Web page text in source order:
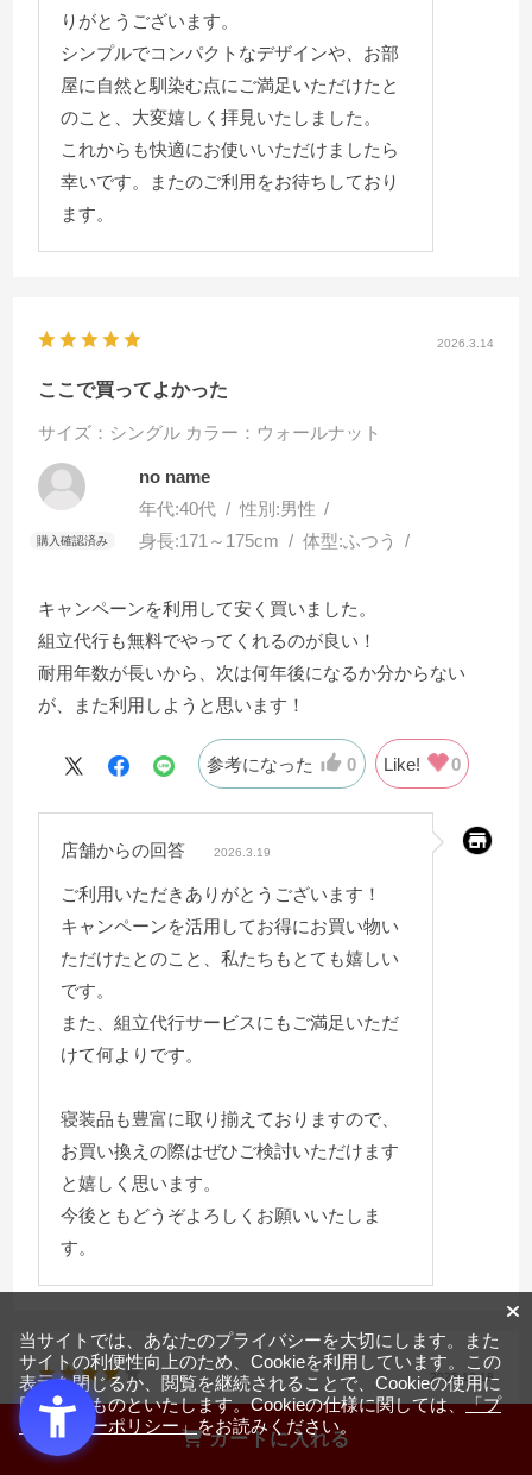
カートに入れる
りがとうございます。
シンプルでコンパクトなデザインや、お部
屋に自然と馴染む点にご満足いただけたと
のこと、大変嬉しく拝見いたしました。
これからも快適にお使いいただけましたら
幸いです。またのご利用をお待ちしており
ます。
2026.3.14
ここで買ってよかった
サイズ：シングル カラー：ウォールナット
no name
年代:40代 性別:男性
身長:171～175cm 体型:ふつう
キャンペーンを利用して安く買いました。
組立代行も無料でやってくれるのが良い！
耐用年数が長いから、次は何年後になるか分からない
が、また利用しようと思います！
参考になった 0 Like! 0
店舗からの回答 2026.3.19
ご利用いただきありがとうございます！
キャンペーンを活用してお得にお買い物い
ただけたとのこと、私たちもとても嬉しい
です。
また、組立代行サービスにもご満足いただ
けて何よりです。
寝装品も豊富に取り揃えておりますので、
お買い換えの際はぜひご検討いただけます
と嬉しく思います。
今後ともどうぞよろしくお願いいたしま
す。
2025.12.18
良い品でした
サイズ：ダブル
当サイトでは、あなたのプライバシーを大切にします。また
サイトの利便性向上のため、Cookieを利用しています。この
表示を閉じるか、閲覧を継続されることで、Cookieの使用に
同意するものといたします。Cookieの仕様に関しては、「プ
ライバシーポリシー」をお読みください。